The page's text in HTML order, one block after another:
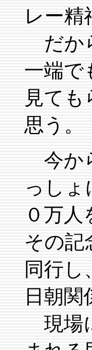
レー
だか
一端で
見て
思う。
今か
っしょ
０万
その記
同行
日朝関
現場